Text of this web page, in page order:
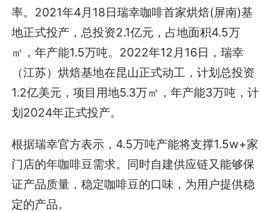
率。2021年4月18日瑞幸咖啡首家烘焙(屏南)基
地正式投产，总投资2.1亿元，占地面积4.5万
㎡，年产能1.5万吨。2022年12月16日，瑞幸
（江苏）烘焙基地在昆山正式动工，计划总投资
1.2亿美元，项目用地5.3万㎡，年产能3万吨，计
划2024年正式投产。
根据瑞幸官方表示，4.5万吨产能将支撑1.5w+家
门店的年咖啡豆需求。同时自建供应链又能够保
证产品质量，稳定咖啡豆的口味，为用户提供稳
定的产品。